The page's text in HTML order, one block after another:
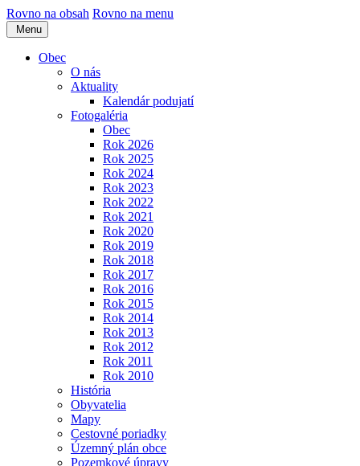
Rovno na obsah Rovno na menu
Menu
Obec
O nás
Aktuality
Kalendár podujatí
Fotogaléria
Obec
Rok 2026
Rok 2025
Rok 2024
Rok 2023
Rok 2022
Rok 2021
Rok 2020
Rok 2019
Rok 2018
Rok 2017
Rok 2016
Rok 2015
Rok 2014
Rok 2013
Rok 2012
Rok 2011
Rok 2010
História
Obyvatelia
Mapy
Cestovné poriadky
Územný plán obce
Pozemkové úpravy